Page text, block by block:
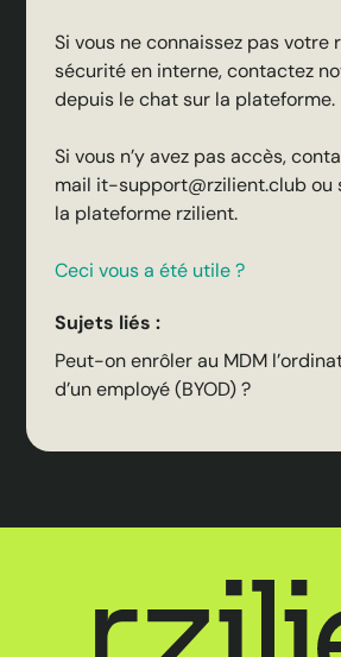
Si vous ne connaissez pas votre
sécurité en interne, contactez
depuis le chat sur la plateforme.
Si vous n’y avez pas accès,
mail it-support@rzilient.club ou
la plateforme rzilient.
Ceci vous a été utile ?
Sujets liés :
Peut-on enrôler au MDM
d’un employé (BYOD) ?